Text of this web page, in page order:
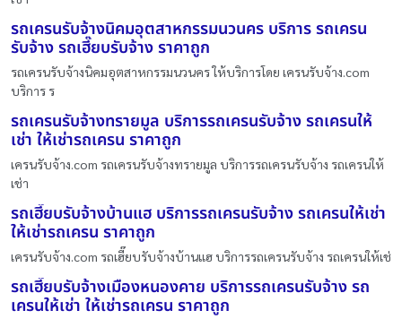
รถเครนรับจ้างนิคมอุตสาหกรรมนวนคร บริการ รถเครน
รับจ้าง รถเฮี๊ยบรับจ้าง ราคาถูก
รถเครนรับจ้างนิคมอุตสาหกรรมนวนคร ให้บริการโดย เครนรับจ้าง.com
บริการ ร
รถเครนรับจ้างทรายมูล บริการรถเครนรับจ้าง รถเครนให้
เช่า ให้เช่ารถเครน ราคาถูก
เครนรับจ้าง.com รถเครนรับจ้างทรายมูล บริการรถเครนรับจ้าง รถเครนให้
เช่า
รถเฮี๊ยบรับจ้างบ้านแฮ บริการรถเครนรับจ้าง รถเครนให้เช่า
ให้เช่ารถเครน ราคาถูก
เครนรับจ้าง.com รถเฮี๊ยบรับจ้างบ้านแฮ บริการรถเครนรับจ้าง รถเครนให้เช่
รถเฮี๊ยบรับจ้างเมืองหนองคาย บริการรถเครนรับจ้าง รถ
เครนให้เช่า ให้เช่ารถเครน ราคาถูก